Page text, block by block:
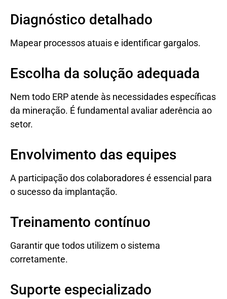
Diagnóstico detalhado
Mapear processos atuais e identificar gargalos.
Escolha da solução adequada
Nem todo ERP atende às necessidades específicas
da mineração. É fundamental avaliar aderência ao
setor.
Envolvimento das equipes
A participação dos colaboradores é essencial para
o sucesso da implantação.
Treinamento contínuo
Garantir que todos utilizem o sistema
corretamente.
Suporte especializado